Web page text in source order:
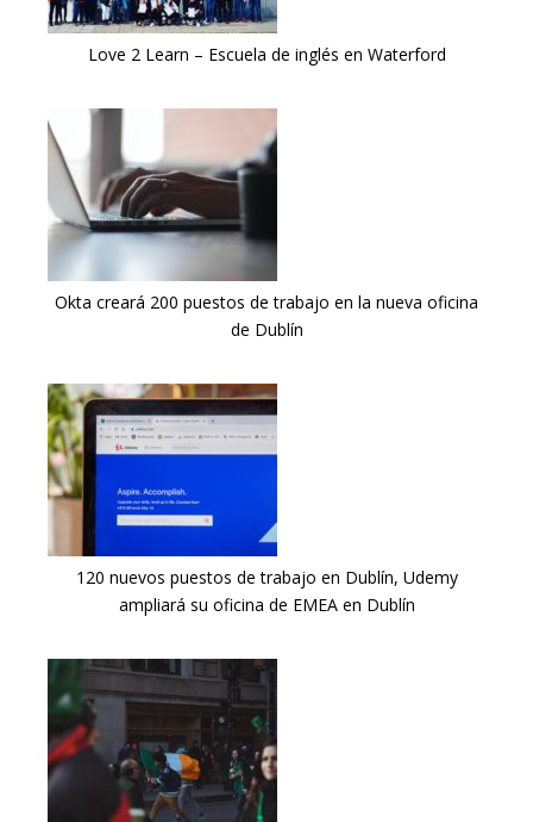
Love 2 Learn – Escuela de inglés en Waterford
Okta creará 200 puestos de trabajo en la nueva oficina
de Dublín
120 nuevos puestos de trabajo en Dublín, Udemy
ampliará su oficina de EMEA en Dublín